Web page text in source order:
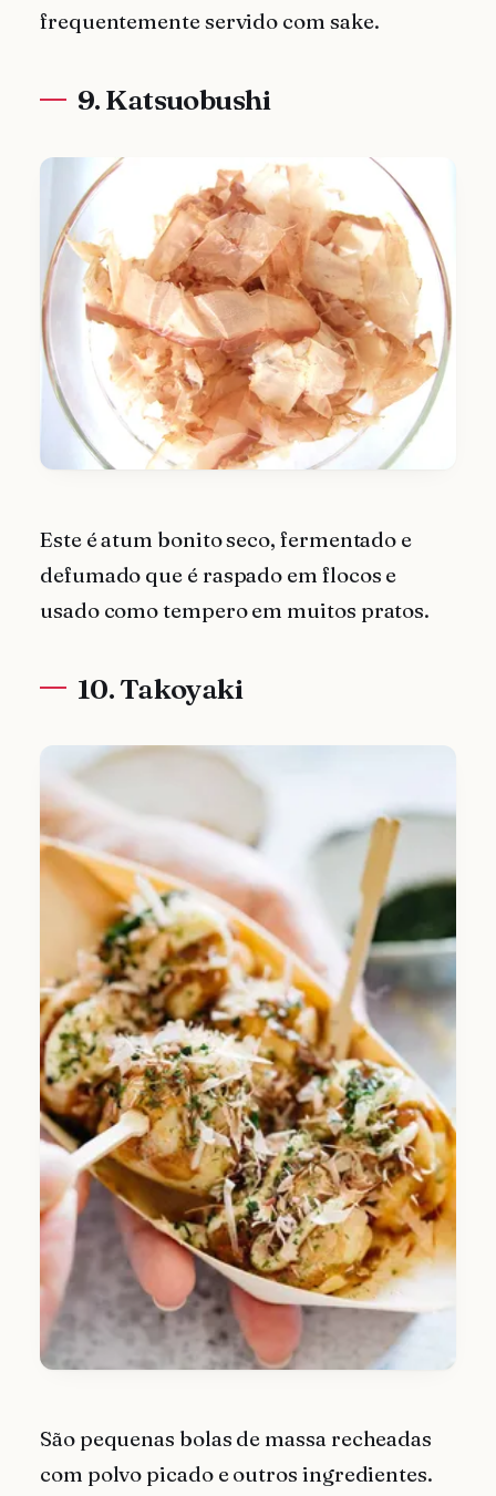
frequentemente servido com sake.
9. Katsuobushi
Este é atum bonito seco, fermentado e
defumado que é raspado em flocos e
usado como tempero em muitos pratos.
10. Takoyaki
São pequenas bolas de massa recheadas
com polvo picado e outros ingredientes.